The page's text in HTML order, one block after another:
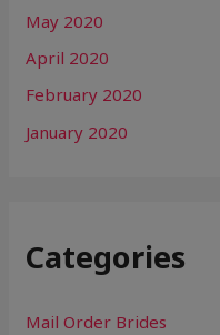
May 2020
April 2020
February 2020
January 2020
Categories
Mail Order Brides